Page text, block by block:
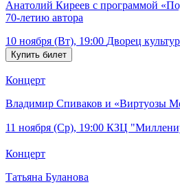
Анатолий Киреев с программой
70-летию автора
10 ноября (Вт), 19:00 Дворец
Концерт
Владимир Спиваков и «Виртуозы
11 ноября (Ср), 19:00 КЗЦ
Концерт
Татьяна Буланова